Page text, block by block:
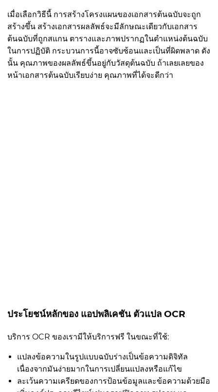
เมื่อเลือกวิธีนี้ การสร้างโครงแผนของเอกสารต้นฉบับจะถูก
สร้างขึ้น สร้างเอกสารผลลัพธ์จะมีลักษณะเดียวกับเอกสาร
ต้นฉบับที่ถูกสแกน ตารางและภาพปรากฏในตำแหน่งต้นฉบับ
ในการปฏิบัติ กระบวนการนี้อาจซับซ้อนและเป็นที่ผิดพลาด ดัง
นั้น คุณภาพของผลลัพธ์ขึ้นอยู่กับวัสดุต้นฉบับ ถ้าเลยเลยของ
หน้าเอกสารต้นฉบับเรียบง่าย คุณภาพที่ได้จะดีกว่า
ประโยชน์หลักของ แอปพลิเคชัน ตัวแปล OCR
บริการ OCR ของเรามีให้บริการฟรี ในขณะที่ใช้:
แปลงข้อความในรูปแบบฉบับร่างเป็นข้อความดิจิทัล
เนื่องจากมันง่ายมากในการเปลี่ยนแปลงหรือแก้ไข
ละเว้นความเครียดของการป้อนข้อมูลและข้อความด้วยมือ